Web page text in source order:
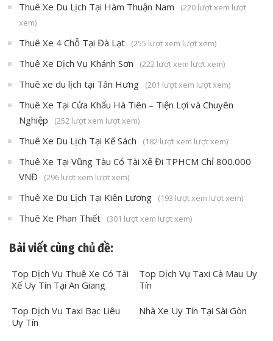
Thuê Xe Du Lịch Tại Hàm Thuận Nam
(220 lượt xem lượt
xem)
Thuê Xe 4 Chỗ Tại Đà Lạt (255 lượt xem lượt xem)
Thuê Xe Dịch Vụ Khánh Sơn (222 lượt xem lượt xem)
Thuê xe du lịch tại Tân Hưng (201 lượt xem lượt xem)
Thuê Xe Tại Cửa Khẩu Hà Tiên – Tiện Lợi và Chuyên
Nghiệp
(252 lượt xem lượt xem)
Thuê Xe Du Lịch Tại Kế Sách (182 lượt xem lượt xem)
Thuê Xe Tại Vũng Tàu Có Tài Xế Đi TPHCM Chỉ 800.000
VNĐ
(296 lượt xem lượt xem)
Thuê Xe Du Lịch Tại Kiên Lương (193 lượt xem lượt xem)
Thuê Xe Phan Thiết (301 lượt xem lượt xem)
Bài viết cùng chủ đề:
Top Dịch Vụ Thuê Xe Có Tài
Xế Uy Tín Tại An Giang
Top Dịch Vụ Taxi Cà Mau Uy
Tín
Top Dịch Vụ Taxi Bạc Liêu
Uy Tín
Nhà Xe Uy Tín Tại Sài Gòn